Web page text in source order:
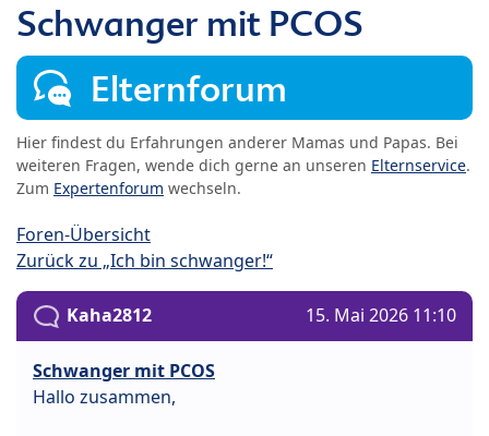
Schwanger mit PCOS
Elternforum
Hier findest du Erfahrungen anderer Mamas und Papas. Bei
weiteren Fragen, wende dich gerne an unseren Elternservice.
Zum Expertenforum wechseln.
Foren-Übersicht
Zurück zu „Ich bin schwanger!“
Kaha2812 15. Mai 2026 11:10
Schwanger mit PCOS
Hallo zusammen,